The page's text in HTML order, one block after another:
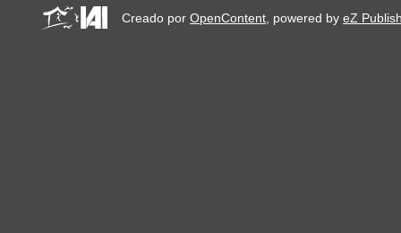
Creado porOpenContent, powered byeZ